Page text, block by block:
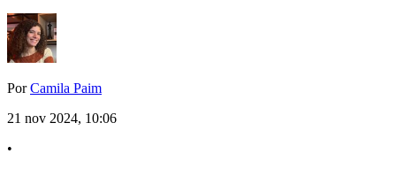
PorCamila Paim
21 nov 2024, 10:06
•